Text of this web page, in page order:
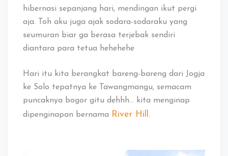
hibernasi sepanjang hari, mendingan ikut pergi
aja. Toh aku juga ajak sodara-sodaraku yang
seumuran biar ga berasa terjebak sendiri
diantara para tetua hehehehe
Hari itu kita berangkat bareng-bareng dari Jogja
ke Solo tepatnya ke Tawangmangu, semacam
puncaknya bogor gitu dehhh… kita menginap
dipenginapan bernama River Hill.